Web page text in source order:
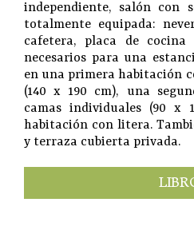
independiente, salón con
totalmente equipada:
cafetera, placa de
necesarios para una
en una primera habitación
(140 x 190 cm), una
camas individuales (90 x
habitación con litera.
y terraza cubierta privada.